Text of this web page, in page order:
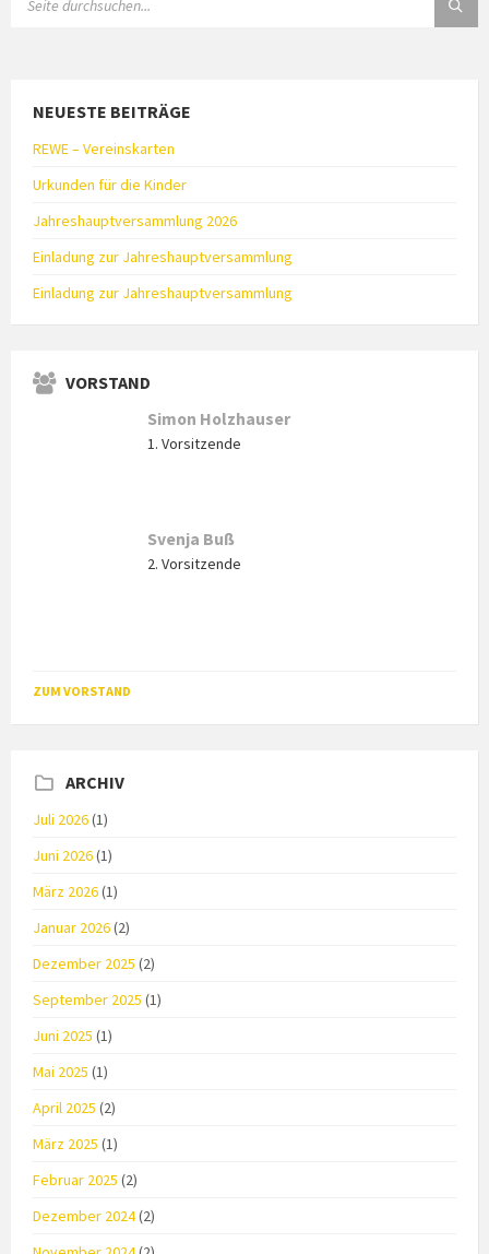
NEUESTE BEITRÄGE
REWE – Vereinskarten
Urkunden für die Kinder
Jahreshauptversammlung 2026
Einladung zur Jahreshauptversammlung
Einladung zur Jahreshauptversammlung
VORSTAND
Simon Holzhauser
1. Vorsitzende
Svenja Buß
2. Vorsitzende
ZUM VORSTAND
ARCHIV
Juli 2026(1)
Juni 2026(1)
März 2026(1)
Januar 2026(2)
Dezember 2025 (2)
September 2025 (1)
Juni 2025 (1)
Mai 2025 (1)
April 2025 (2)
März 2025 (1)
Februar 2025 (2)
Dezember 2024(2)